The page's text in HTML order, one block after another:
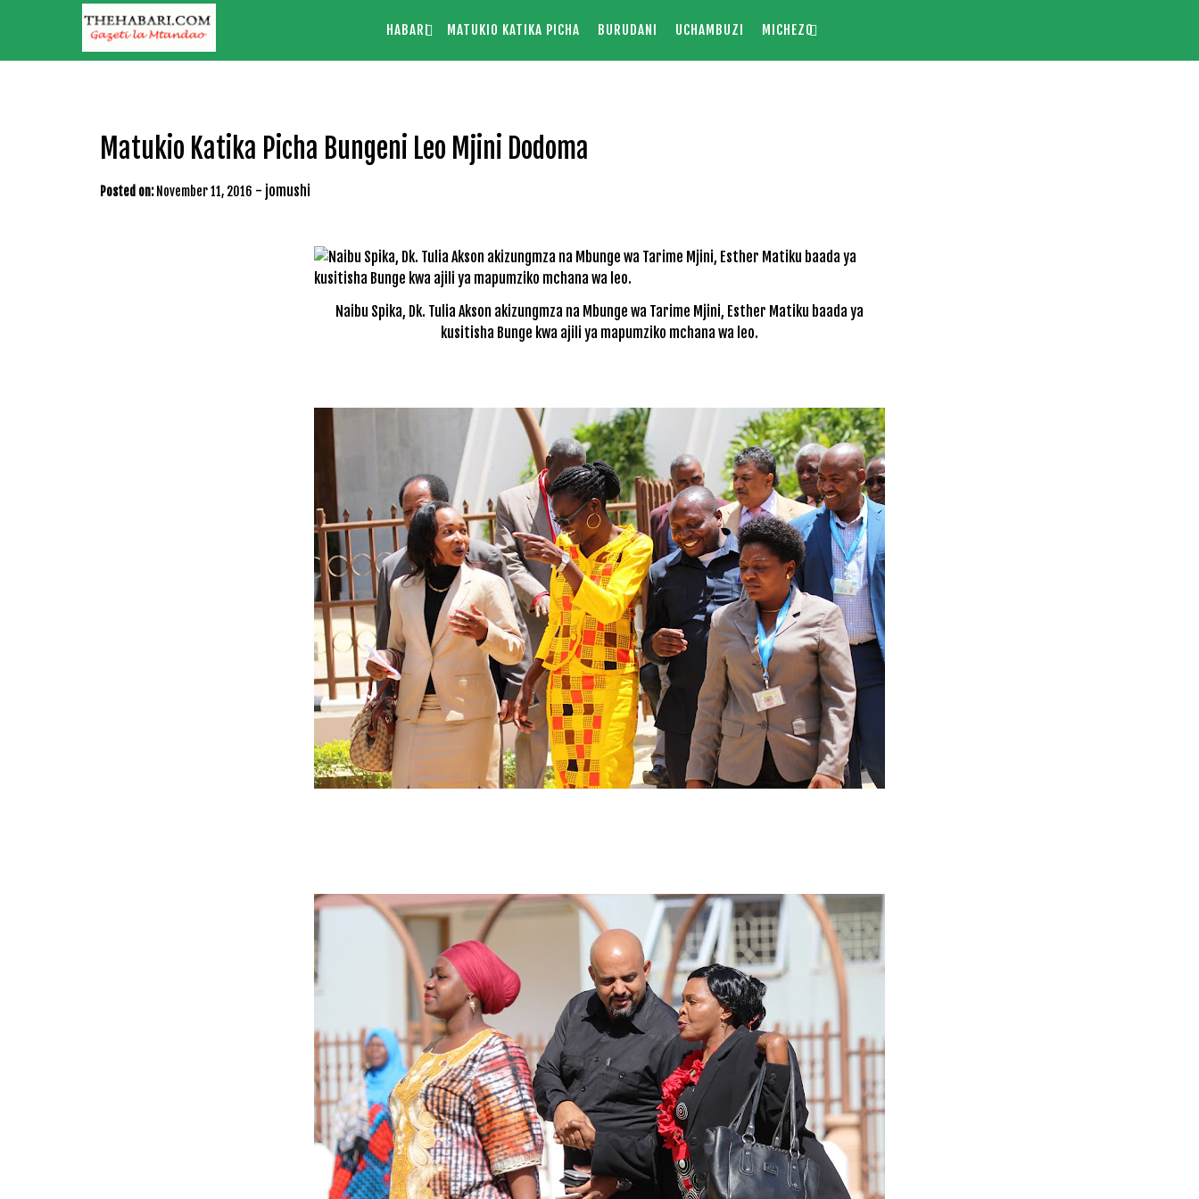
HABARI MATUKIO KATIKA PICHA BURUDANI UCHAMBUZI MICHEZO
Matukio Katika Picha Bungeni Leo Mjini Dodoma
Posted on: November 11, 2016 - jomushi
Naibu Spika, Dk. Tulia Akson akizungmza na Mbunge wa Tarime Mjini, Esther Matiku baada ya
kusitisha Bunge kwa ajili ya mapumziko mchana wa leo.